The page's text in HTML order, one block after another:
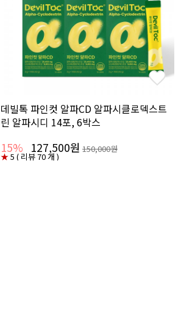
데빌톡 파인컷 알파CD 알파시클로덱스트
린 알파시디 14포, 6박스
15% 127,500원 150,000원
★5 ( 리뷰 70 개 )